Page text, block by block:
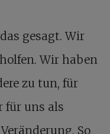
gesagt. Wir
Wir haben
zu tun, für
für uns als
So